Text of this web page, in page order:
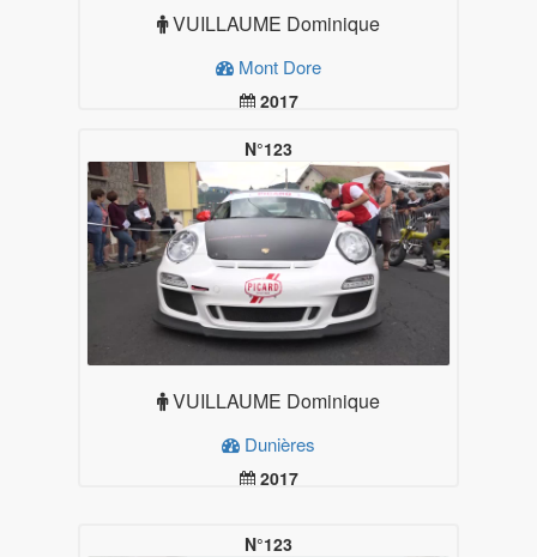
VUILLAUME Dominique
Mont Dore
2017
Plus d'infos
N°123
VUILLAUME Dominique
Dunières
2017
N°123